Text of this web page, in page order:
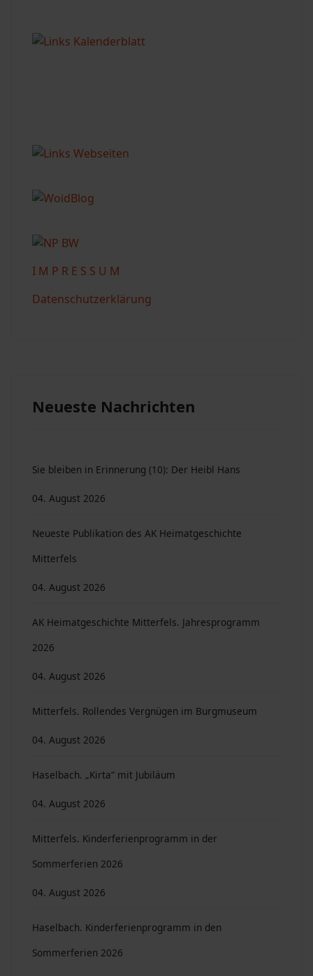
I M P R E S S U M
Datenschutzerklärung
Neueste Nachrichten
Sie bleiben in Erinnerung (10): Der Heibl Hans
04. August 2026
Neueste Publikation des AK Heimatgeschichte
Mitterfels
04. August 2026
AK Heimatgeschichte Mitterfels. Jahresprogramm
2026
04. August 2026
Mitterfels. Rollendes Vergnügen im Burgmuseum
04. August 2026
Haselbach. „Kirta“ mit Jubiläum
04. August 2026
Mitterfels. Kinderferienprogramm in der
Sommerferien 2026
04. August 2026
Haselbach. Kinderferienprogramm in den
Sommerferien 2026